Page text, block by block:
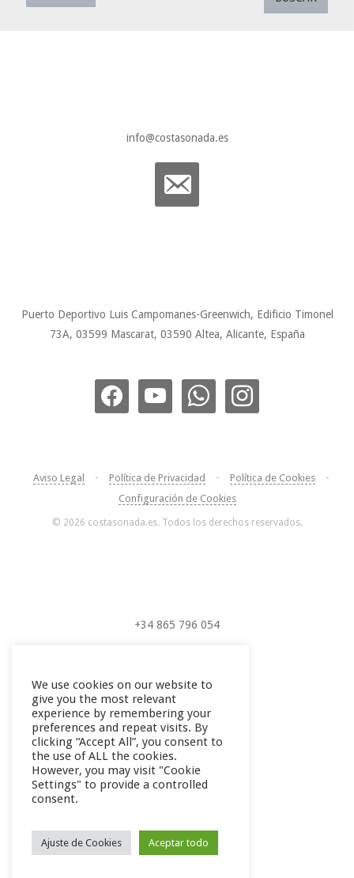
info@costasonada.es
Puerto Deportivo Luis Campomanes-Greenwich, Edificio Timonel
73A, 03599 Mascarat, 03590 Altea, Alicante, España
Aviso Legal • Política de Privacidad • Política de Cookies
•
Configuración de Cookies
© 2026 costasonada.es. Todos los derechos reservados.
+34 865 796 054
We use cookies on our website to
give you the most relevant
experience by remembering your
preferences and repeat visits. By
clicking “Accept All”, you consent to
the use of ALL the cookies.
However, you may visit "Cookie
Settings" to provide a controlled
consent.
Ajuste de Cookies Aceptar todo